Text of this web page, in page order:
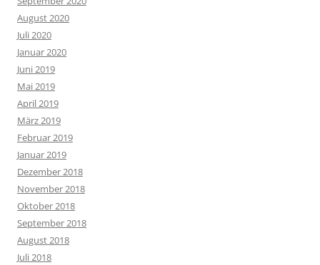
August 2020
Juli 2020
Januar 2020
Juni 2019
Mai 2019
April 2019
März 2019
Februar 2019
Januar 2019
Dezember 2018
November 2018
Oktober 2018
September 2018
August 2018
Juli 2018